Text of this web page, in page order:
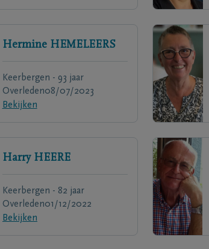
Hermine HEMELEERS
Keerbergen - 93 jaar
Overleden08/07/2023
Bekijken
Harry HEERE
Keerbergen - 82 jaar
Overleden01/12/2022
Bekijken